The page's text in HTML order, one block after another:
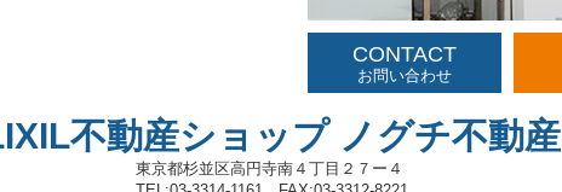
CONTACT
お問い合わせ
不動産ショップ ノグチ不動産
東京都杉並区高円寺南４丁目２７ー４